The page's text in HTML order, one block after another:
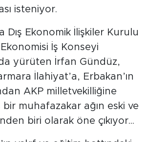
isteniyor.
Dış Ekonomik İlişkiler Kurulu
İş Konseyi
da yürüten İrfan Gündüz,
İlahiyat’a, Erbakan’ın
AKP milletvekilliğine
muhafazakar ağın eski ve
biri olarak öne çıkıyor...